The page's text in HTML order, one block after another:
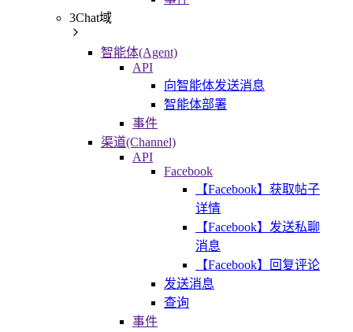
3Chat域
智能体(Agent)
API
向智能体发送消息
智能体部署
事件
渠道(Channel)
API
Facebook
【Facebook】获取帖子
详情
【Facebook】发送私聊
消息
【Facebook】回复评论
发送消息
查询
事件